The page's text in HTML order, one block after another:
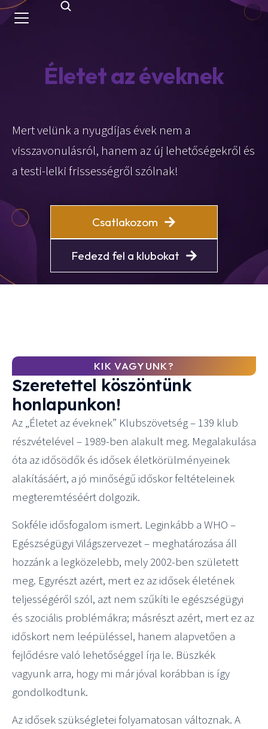
Életet az éveknek
Mert velünk a nyugdíjas évek nem a
visszavonulásról, hanem az új lehetőségekről és
a testi-lelki frissességről szólnak!
Csatlakozom
Fedezd fel a klubokat
KIK VAGYUNK?
Szeretettel köszöntünk
honlapunkon!
Az „Életet az éveknek” Klubszövetség – 139 klub
részvételével – 1989-ben alakult meg. Megalakulása
óta az idősödők és idősek életkörülményeinek
alakításáért, a jó minőségű időskor feltételeinek
megteremtéséért dolgozik.
Sokféle idősfogalom ismert. Leginkább a WHO –
Egészségügyi Világszervezet – meghatározása áll
hozzánk a legközelebb, mely 2002-ben született
meg. Egyrészt azért, mert ez az idősek életének
teljességéről szól, azt nem szűkíti le egészségügyi
és szociális problémákra; másrészt azért, mert ez az
időskort nem leépüléssel, hanem alapvetően a
fejlődésre való lehetőséggel írja le. Büszkék
vagyunk arra, hogy mi már jóval korábban is így
gondolkodtunk.
Az idősek szükségletei folyamatosan változnak. A